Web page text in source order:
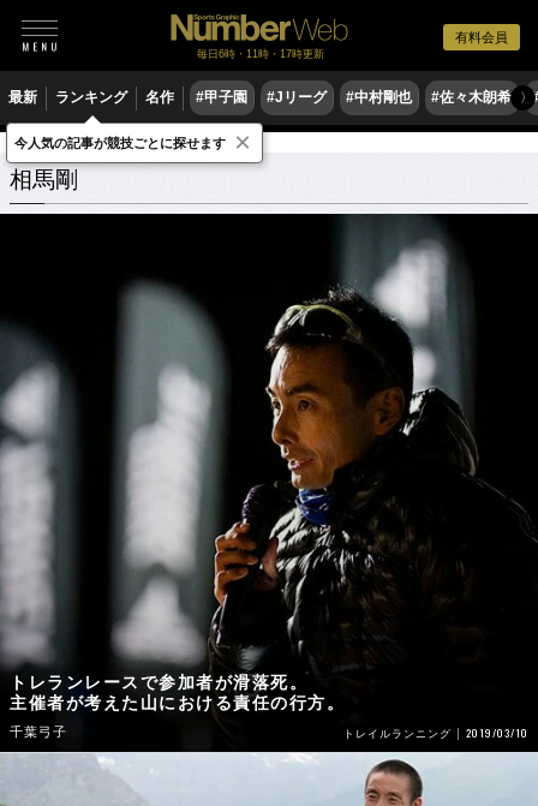
有料会員
毎日6時・11時・17時更新
最新 ランキング 名作 #甲子園 #Jリーグ #中村剛也 #佐々木朗希 〉
相馬剛 関連記事
相馬剛
トレランレースで参加者が滑落死。
主催者が考えた山における責任の行方。
千葉弓子 トレイルランニング 2019/03/10
今人気の記事が競技ごとに探せます ×